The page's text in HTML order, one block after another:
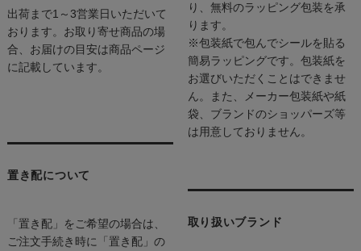
出荷まで1～3営業日いただいて
おります。お取り寄せ商品の場
合、お届けの目安は商品ページ
に記載しています。
置き配について
「置き配」をご希望の場合は、
ご注文手続き時に「置き配」の
り、無料のラッピング包装を承
ります。
※包装紙で包んでシールを貼る
簡易ラッピングです。包装紙を
お選びいただくことはできませ
ん。また、メーカー包装紙や紙
袋、ブランドのショッパーズ等
は用意しておりません。
取り扱いブランド